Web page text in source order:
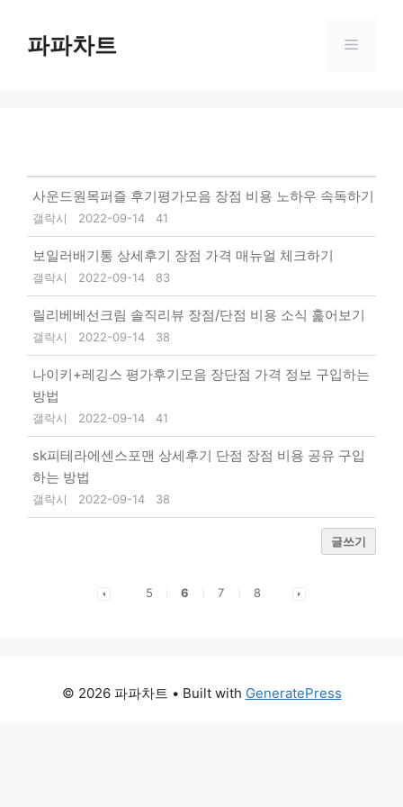
content파파차트 Menu
사운드원목퍼즐 후기평가모음 장점 비용 노하우 속독하기
갤락시 2022-09-14 41
보일러배기통 상세후기 장점 가격 매뉴얼 체크하기
갤락시 2022-09-14 83
릴리베베선크림 솔직리뷰 장점/단점 비용 소식 훑어보기
갤락시 2022-09-14 38
나이키+레깅스 평가후기모음 장단점 가격 정보 구입하는
방법
갤락시 2022-09-14 41
sk피테라에센스포맨 상세후기 단점 장점 비용 공유 구입
하는 방법
갤락시 2022-09-14 38
글쓰기
5 6 7 8
© 2026 파파차트 • Built with GeneratePress